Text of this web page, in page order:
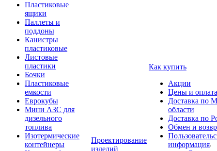
Пластиковые
ящики
Паллеты и
поддоны
Канистры
пластиковые
Листовые
пластики
Бочки
Пластиковые
емкости
Еврокубы
Мини АЗС для
дизельного
топлива
Изотермические
контейнеры
Проектирование
изделий
Как купить
Акции
Цены и оплата
Доставка по
области
Доставка по
Обмен и
информация